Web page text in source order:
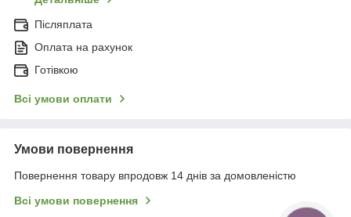
Післяплата
Оплата на рахунок
Готівкою
Всі умови оплати
Умови повернення
Повернення товару впродовж 14 днів за домовленістю
Всі умови повернення